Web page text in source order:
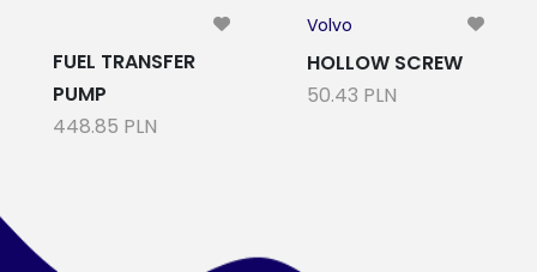
FUEL TRANSFER
PUMP
448.85 PLN
Volvo
HOLLOW SCREW
50.43 PLN